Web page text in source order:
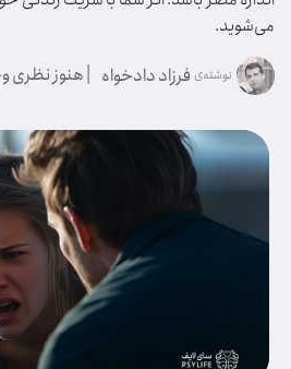
می‌شوید.
نوشته‌ی فرزاد دادخواه | هنوز نظری